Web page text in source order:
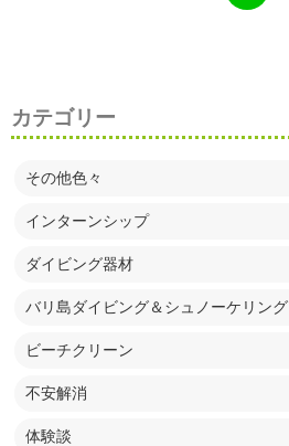
カテゴリー
その他色々
インターンシップ
ダイビング器材
バリ島ダイビング＆シュノーケリング
ビーチクリーン
不安解消
体験談